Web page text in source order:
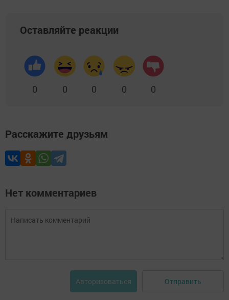
Оставляйте реакции
0 0 0 0 0
Расскажите друзьям
Нет комментариев
Авторизоваться Отправить